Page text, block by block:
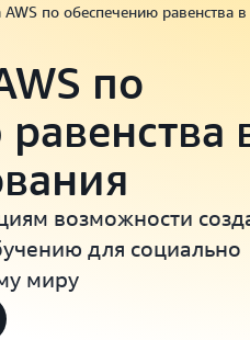
по обеспечению равенства
по
возможности
для социально
миру